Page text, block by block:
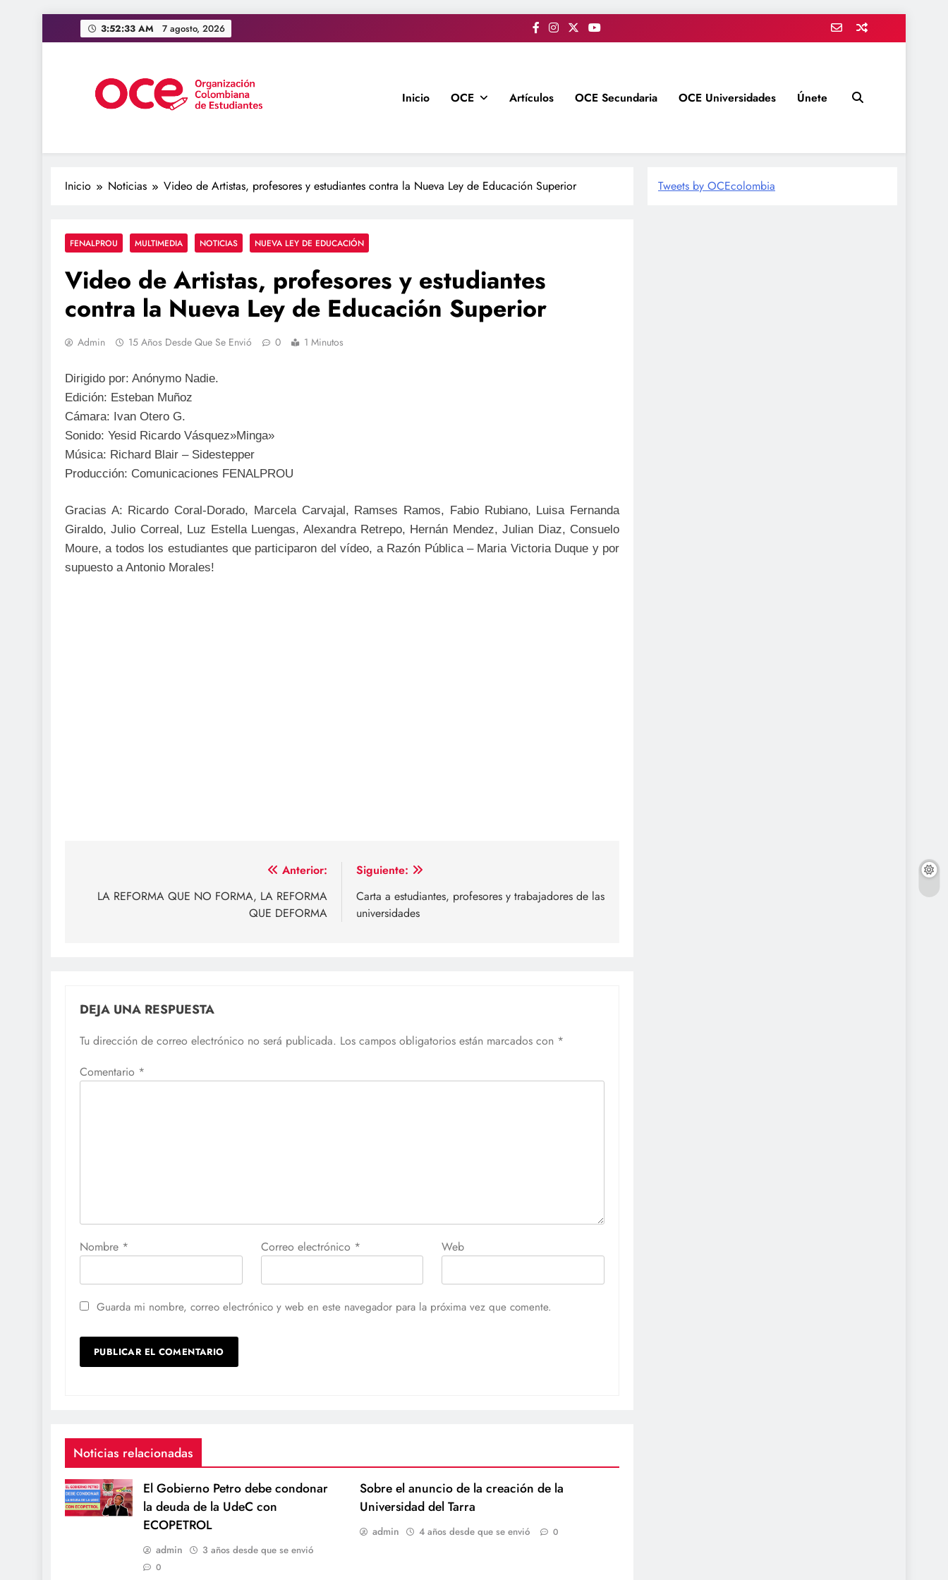
al
3:52:33 AM 7 agosto, 2026
OCE Colombia
Inicio OCE Artículos OCE Secundaria OCE Universidades Únete
Inicio Noticias Video de Artistas, profesores y estudiantes contra la Nueva Ley de Educación Superior
FENALPROU MULTIMEDIA NOTICIAS NUEVA LEY DE EDUCACIÓN
Video de Artistas, profesores y estudiantes
contra la Nueva Ley de Educación Superior
Admin 15 Años Desde Que Se Envió 0 1 Minutos
Dirigido por: Anónymo Nadie.
Edición: Esteban Muñoz
Cámara: Ivan Otero G.
Sonido: Yesid Ricardo Vásquez»Minga»
Música: Richard Blair – Sidestepper
Producción: Comunicaciones FENALPROU
Gracias A: Ricardo Coral-Dorado, Marcela Carvajal, Ramses Ramos, Fabio Rubiano, Luisa Fernanda
Giraldo, Julio Correal, Luz Estella Luengas, Alexandra Retrepo, Hernán Mendez, Julian Diaz, Consuelo
Moure, a todos los estudiantes que participaron del vídeo, a Razón Pública – Maria Victoria Duque y por
supuesto a Antonio Morales!
de
Anterior:
LA REFORMA QUE NO FORMA, LA REFORMA
QUE DEFORMA
Siguiente:
Carta a estudiantes, profesores y trabajadores de las
universidades
DEJA UNA RESPUESTA
Tu dirección de correo electrónico no será publicada. Los campos obligatorios están marcados con *
Comentario *
Nombre * Correo electrónico * Web
Guarda mi nombre, correo electrónico y web en este navegador para la próxima vez que comente.
Noticias relacionadas
El Gobierno Petro debe condonar
la deuda de la UdeC con
ECOPETROL
admin 3 años desde que se envió
0
Sobre el anuncio de la creación de la
Universidad del Tarra
admin 4 años desde que se envió 0
Tweets by OCEcolombia